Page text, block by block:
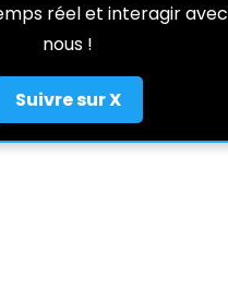
réel et interagir avec
nous !
Suivre sur X